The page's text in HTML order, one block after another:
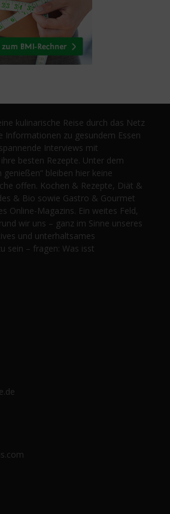
kulinarische Reise durch das Netz
Informationen zu gesundem Essen
Interviews mit
besten Rezepte. Unter dem
bleiben hier keine
offen. Kochen & Rezepte, Diät &
& Bio sowie Gastro & Gourmet
Online-Magazins. Ein weites Feld,
wir uns – ganz im Sinne unseres
und unterhaltsames
sein – fragen: Was isst